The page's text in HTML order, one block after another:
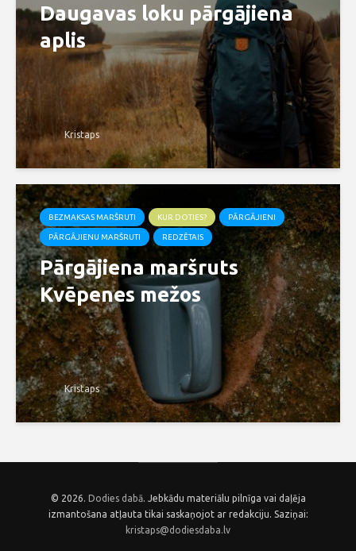
Daugavas loku pārgājiena
aplis
Kristaps
BEZMAKSAS MARŠRUTI KUR DOTIES? PĀRGĀJIENI
PĀRGĀJIENU MARŠRUTI REDZĒTAIS
Pārgājiena maršruts
Kvēpenes mežos
Kristaps
© 2026. Dodies dabā. Jebkādu materiālu pilnīga vai daļēja
izmantošana atļauta tikai saskaņojot ar redakciju. Saziņai:
kristaps@dodiesdaba.lv